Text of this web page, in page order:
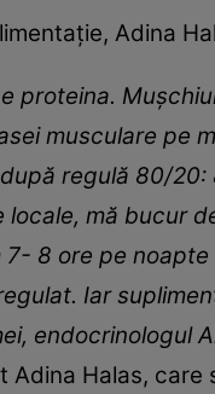
Adina
proteina.
musculare pe
regulă 80/
mă bucur
8 ore pe
Iar
endocrinologul
Adina Halas,